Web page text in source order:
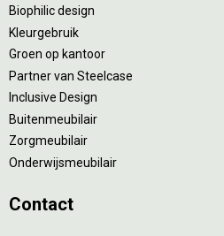
Biophilic design
Kleurgebruik
Groen op kantoor
Partner van Steelcase
Inclusive Design
Buitenmeubilair
Zorgmeubilair
Onderwijsmeubilair
Contact